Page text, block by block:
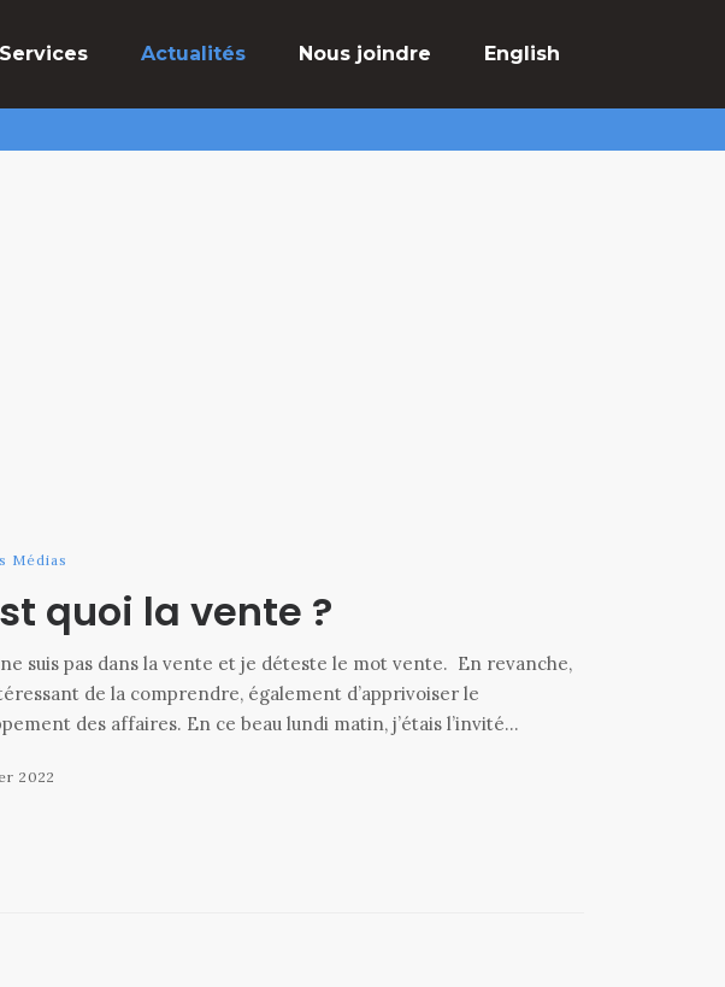
Services Actualités Nous joindre English
Médias
quoi la vente ?
suis pas dans la vente et je déteste le mot vente. En revanche,
de la comprendre, également d’apprivoiser le
des affaires. En ce beau lundi matin, j’étais l’invité…
2022